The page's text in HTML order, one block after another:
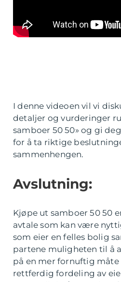
I denne videoen vil vi
detaljer og vurderinger
samboer 50 50» og gi
for å ta riktige
sammenhengen.
Avslutning:
Kjøpe ut samboer 50 50
avtale som kan være
som eier en felles bolig
partene muligheten til å
på en mer fornuftig måte
rettferdig fordeling av